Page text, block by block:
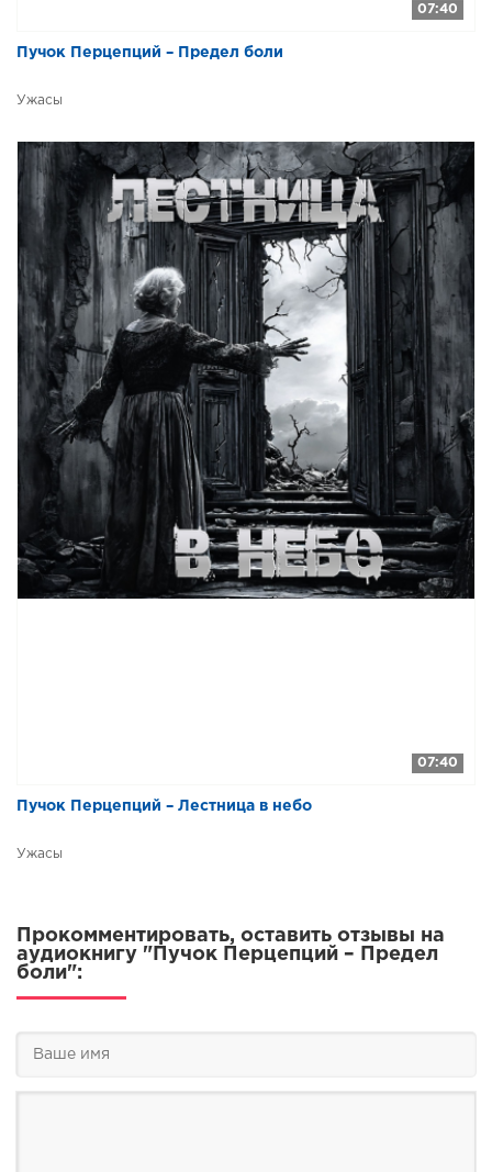
07:40
Пучок Перцепций – Предел боли
Ужасы
07:40
Пучок Перцепций – Лестница в небо
Ужасы
Прокомментировать, оставить отзывы на
аудиокнигу "Пучок Перцепций – Предел
боли":